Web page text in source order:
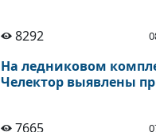
8292
На ледниковом
Челектор выявлены
7665